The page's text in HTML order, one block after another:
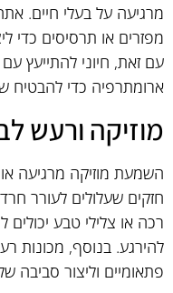
מרגיעה על בעלי חיים.
מפזרים או תרסיסים כדי
עם זאת, חיוני להתייעץ
ארומתרפיה כדי להבטיח
מוזיקה ורעש
השמעת מוזיקה מרגיעה או
חזקים שעלולים לעורר
רכה או צלילי טבע יכולים
להירגע. בנוסף, מכונות
פתאומיים וליצור סביבה